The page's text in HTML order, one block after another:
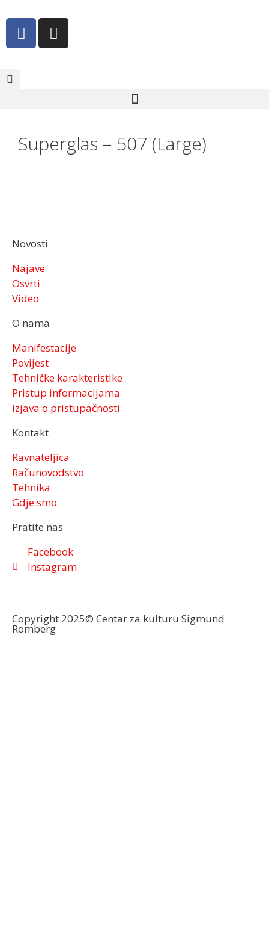
Superglas – 507 (Large)
Novosti
Najave
Osvrti
Video
O nama
Manifestacije
Povijest
Tehničke karakteristike
Pristup informacijama
Izjava o pristupačnosti
Kontakt
Ravnateljica
Računovodstvo
Tehnika
Gdje smo
Pratite nas
Facebook
Instagram
Copyright 2025© Centar za kulturu Sigmund
Romberg